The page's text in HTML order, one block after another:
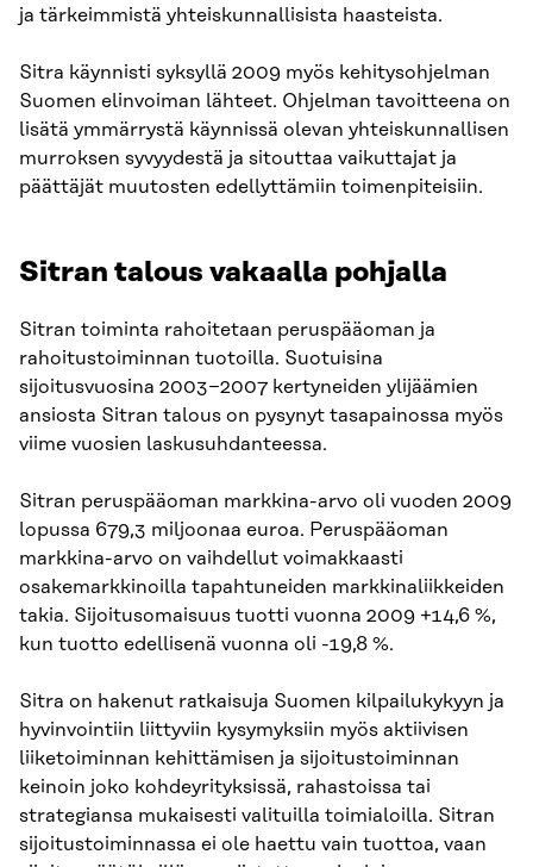
ja tärkeimmistä yhteiskunnallisista haasteista.
Sitra käynnisti syksyllä 2009 myös kehitysohjelman
Suomen elinvoiman lähteet. Ohjelman tavoitteena on
lisätä ymmärrystä käynnissä olevan yhteiskunnallisen
murroksen syvyydestä ja sitouttaa vaikuttajat ja
päättäjät muutosten edellyttämiin toimenpiteisiin.
Sitran talous vakaalla pohjalla
Sitran toiminta rahoitetaan peruspääoman ja
rahoitustoiminnan tuotoilla. Suotuisina
sijoitusvuosina 2003−2007 kertyneiden ylijäämien
ansiosta Sitran talous on pysynyt tasapainossa myös
viime vuosien laskusuhdanteessa.
Sitran peruspääoman markkina-arvo oli vuoden 2009
lopussa 679,3 miljoonaa euroa. Peruspääoman
markkina-arvo on vaihdellut voimakkaasti
osakemarkkinoilla tapahtuneiden markkinaliikkeiden
takia. Sijoitusomaisuus tuotti vuonna 2009 +14,6 %,
kun tuotto edellisenä vuonna oli -19,8 %.
Sitra on hakenut ratkaisuja Suomen kilpailukykyyn ja
hyvinvointiin liittyviin kysymyksiin myös aktiivisen
liiketoiminnan kehittämisen ja sijoitustoiminnan
keinoin joko kohdeyrityksissä, rahastoissa tai
strategiansa mukaisesti valituilla toimialoilla. Sitran
sijoitustoiminnassa ei ole haettu vain tuottoa, vaan